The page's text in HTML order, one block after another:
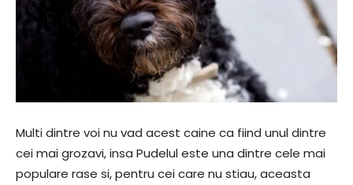
Multi dintre voi nu vad acest caine ca fiind unul dintre
cei mai grozavi, insa Pudelul este una dintre cele mai
populare rase si, pentru cei care nu stiau, aceasta